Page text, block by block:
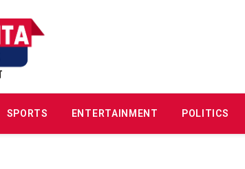
SPORTS ENTERTAINMENT POLITICS